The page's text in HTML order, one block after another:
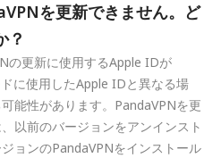
を更新できません。ど
？
の更新に使用するApple IDが
に使用したApple IDと異なる場
能性があります。PandaVPNを更
以前のバージョンをアンインスト
ョンのPandaVPNをインストール